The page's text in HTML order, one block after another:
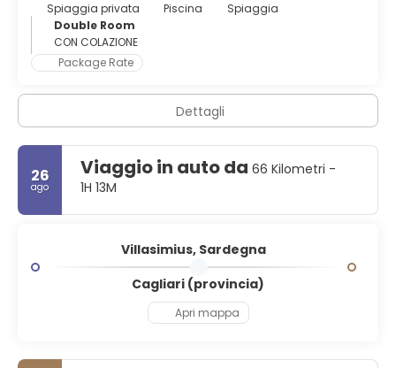
Spiaggia privata
Piscina
Spiaggia
Double Room
CON COLAZIONE
Package Rate
Dettagli
26
ago
Viaggio in auto da 66 Kilometri -
1H 13M
Villasimius, Sardegna
Cagliari (provincia)
Apri mappa